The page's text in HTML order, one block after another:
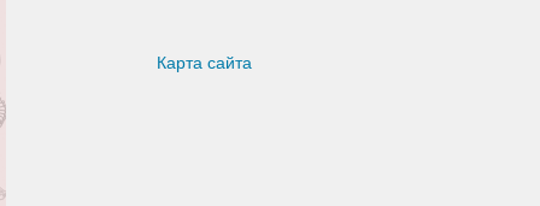
Карта сайта